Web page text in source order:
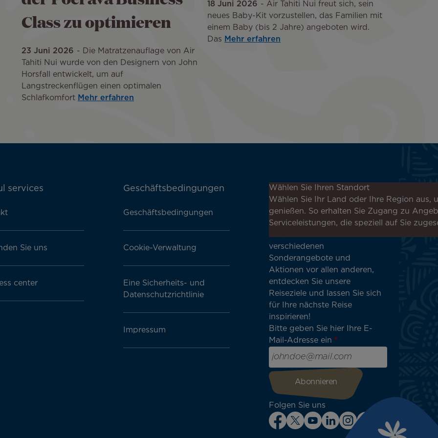
Class zu optimieren
23 Juni 2026
Die Matratzenauflage von Air
Tahiti Nui wurde von den Designern von John
Horsfall entwickelt, um auf
Langstreckenflügen einen optimalen
Schlafkomfort Mehr erfahren
18 Juni 2026
Air Tahiti Nui freut sich, sein
neues Baby-Kit vorzustellen, das Familien mit
einem Baby (bis 2 Jahre) angeboten wird.
Das Mehr erfahren
services
Sie uns
center
Geschäftsbedingungen
Geschäftsbedingungen
Cookie-Verwaltung
Eine Sicherheits- und
Datenschutzrichtlinie
Impressum
Melden Sie sich für unseren
Newsletter an, um die
neuesten Nachrichten zu
erhalten!
verschiedenen
Sonderangebote und
Aktionen vor allen anderen,
entdecken Sie unsere
Reiseziele und lassen Sie sich
für Ihre nächste Reise
inspirieren!
Bitte geben Sie hier Ihre E-
Mail-Adresse ein
Folgen Sie uns
Wählen Sie Ihren Standort
Wählen Sie Ihr Land oder Ihre Region aus,
genießen. So erhalten Sie Zugang zu
Serviceleistungen, die speziell auf Sie